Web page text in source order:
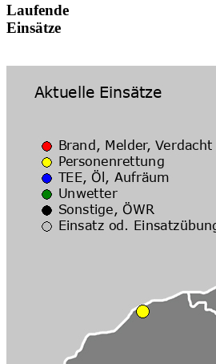
Laufende
Einsätze